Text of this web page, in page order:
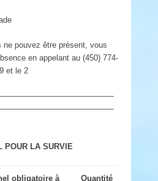
ne pouvez être présent, vous
en appelant au (450) 774-
et le 2
POUR LA SURVIE
obligatoire à
Quantité